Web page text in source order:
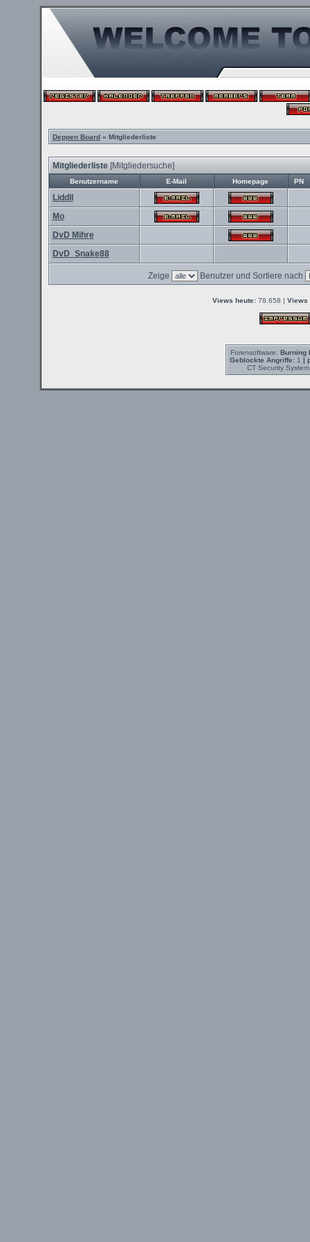
Deppen Board» Mitgliederliste
Mitgliederliste[Mitgliedersuche]
Benutzername E-Mail Homepage PN
Liddll
Mo
DvD Mihre
DvD_Snake88
Zeige Benutzer und Sortiere nach
Views heute: 78.658 | Views
Forensoftware: Burning
Geblockte Angriffe:1 |
CT Security